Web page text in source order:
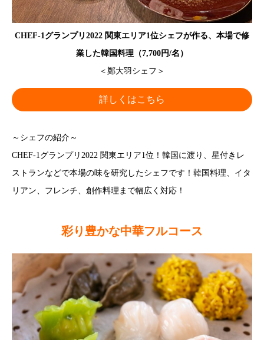
CHEF-1グランプリ2022 関東エリア1位シェフが作る、本場で修
業した韓国料理（7,700円/名）
＜鄭大羽シェフ＞
詳しくはこちら
～シェフの紹介～
CHEF-1グランプリ2022 関東エリア1位！韓国に渡り、星付きレ
ストランなどで本場の味を研究したシェフです！韓国料理、イタ
リアン、フレンチ、創作料理まで幅広く対応！
彩り豊かな中華フルコース